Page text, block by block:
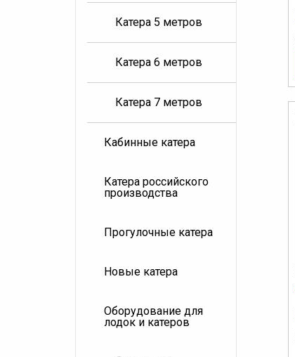
Катера 5 метров
Катера 6 метров
Катера 7 метров
Кабинные катера
Катера российского
производства
Прогулочные катера
Новые катера
Оборудование для
лодок и катеров